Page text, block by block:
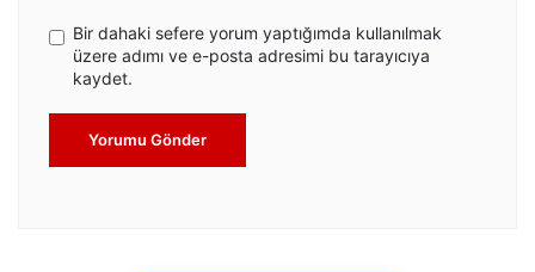
Bir dahaki sefere yorum yaptığımda kullanılmak
üzere adımı ve e-posta adresimi bu tarayıcıya
kaydet.
Yorumu Gönder